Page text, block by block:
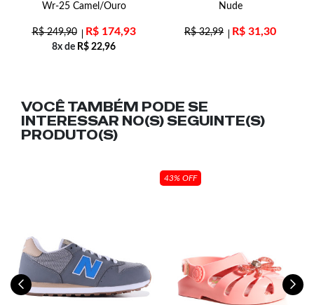
Wr-25 Camel/Ouro
R$249,90 R$174,93
8x de R$ 22,96
Nude
R$32,99 R$ 31,30
VOCÊ TAMBÉM PODE SE
INTERESSAR NO(S) SEGUINTE(S)
PRODUTO(S)
43% OFF